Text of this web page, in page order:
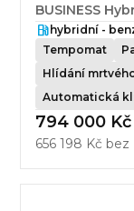
BUSINESS
hybridní -
Tempomat
Hlídání
Automatická
794 000 Kč
656 198 Kč bez